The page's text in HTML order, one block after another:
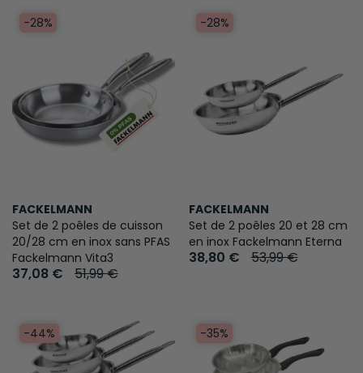
-28%
FACKELMANN
Set de 2 poêles de cuisson
20/28 cm en inox sans PFAS
Fackelmann Vita3
37,08 € 51,99 €
-28%
FACKELMANN
Set de 2 poêles 20 et 28 cm
en inox Fackelmann Eterna
38,80 € 53,99 €
-44% -35%